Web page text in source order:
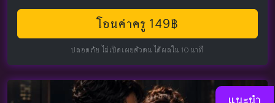
โอนค่าครู 149฿
ปลอดภัย ไม่เปิดเผยตัวตน ได้ผลใน 10 นาที